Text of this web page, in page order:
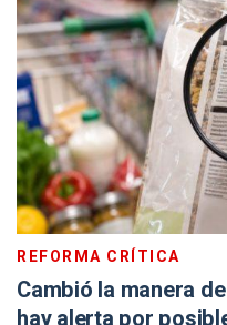
REFORMA CRÍTICA
Cambió la manera